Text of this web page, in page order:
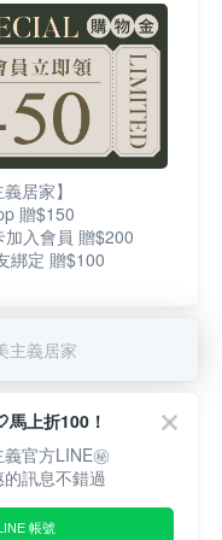
居家】
贈$150
入會員 贈$200
綁定 贈$100
主義居家
馬上折100！
官方LINE㊙
訊息不錯過
帳號